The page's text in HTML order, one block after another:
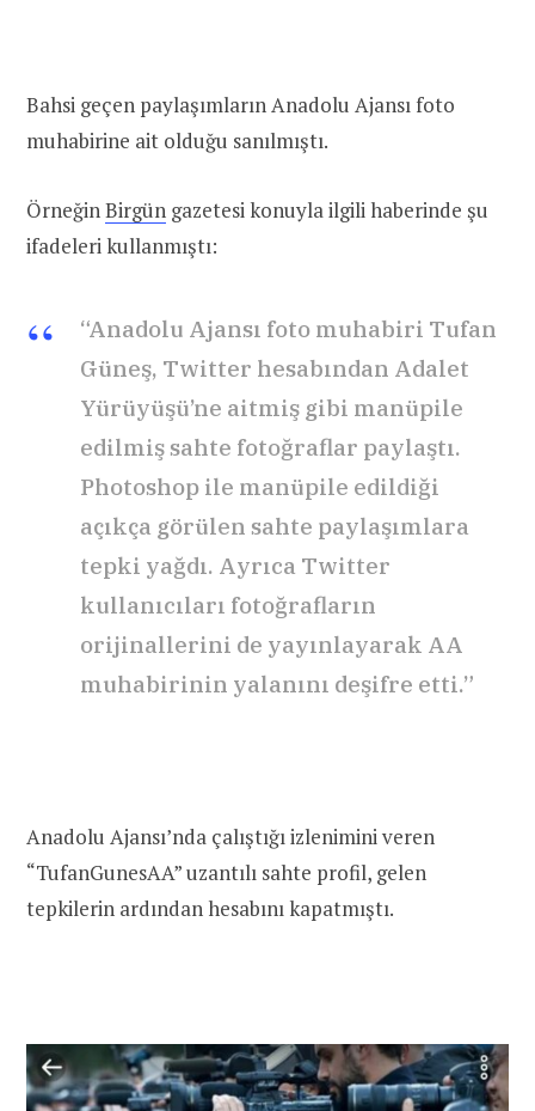
Bahsi geçen paylaşımların Anadolu Ajansı foto
muhabirine ait olduğu sanılmıştı.
ÖrneğinBirgün gazetesi konuyla ilgili haberinde şu
ifadeleri kullanmıştı:
“Anadolu Ajansı foto muhabiri Tufan
Güneş, Twitter hesabından Adalet
Yürüyüşü’ne aitmiş gibi manüpile
edilmiş sahte fotoğraflar paylaştı.
Photoshop ile manüpile edildiği
açıkça görülen sahte paylaşımlara
tepki yağdı. Ayrıca Twitter
kullanıcıları fotoğrafların
orijinallerini de yayınlayarak AA
muhabirinin yalanını deşifre etti.”
Anadolu Ajansı’nda çalıştığı izlenimini veren
“TufanGunesAA” uzantılı sahte profil, gelen
tepkilerin ardından hesabını kapatmıştı.